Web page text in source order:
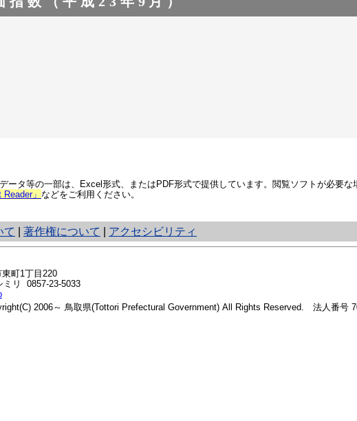
ータ等の一部は、Excel形式、またはPDF形式で提供しています。閲覧ソフトが必要な
」 などをご利用ください。
て 著作権について アクセシビリティ
町1丁目220
ミリ 0857-23-5033
2006～ 鳥取県(Tottori Prefectural Government) All Rights Reserved. 法人番号